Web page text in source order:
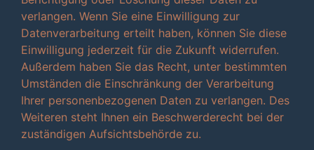
verlangen. Wenn Sie eine Einwilligung zur
Datenverarbeitung erteilt haben, können Sie diese
Einwilligung jederzeit für die Zukunft widerrufen.
Außerdem haben Sie das Recht, unter bestimmten
Umständen die Einschränkung der Verarbeitung
Ihrer personenbezogenen Daten zu verlangen. Des
Weiteren steht Ihnen ein Beschwerderecht bei der
zuständigen Aufsichtsbehörde zu.